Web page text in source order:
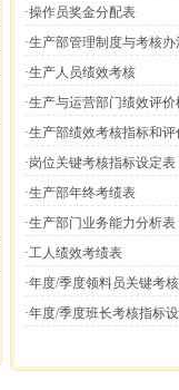
·操作员奖金分配表
·生产部管理制度与考核办
·生产人员绩效考核
·生产与运营部门绩效评价
·生产部绩效考核指标和
·岗位关键考核指标设定表
·生产部年终考绩表
·生产部门业务能力分析表
·工人绩效考绩表
·年度/季度领料员关键考
·年度/季度班长考核指标